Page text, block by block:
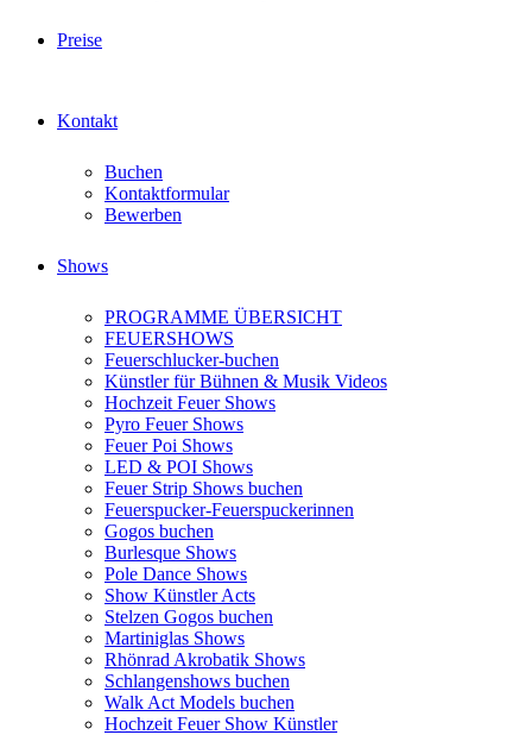
Preise
Kontakt
Buchen
Kontaktformular
Bewerben
Shows
PROGRAMME ÜBERSICHT
FEUERSHOWS
Feuerschlucker-buchen
Künstler für Bühnen & Musik Videos
Hochzeit Feuer Shows
Pyro Feuer Shows
Feuer Poi Shows
LED & POI Shows
Feuer Strip Shows buchen
Feuerspucker-Feuerspuckerinnen
Gogos buchen
Burlesque Shows
Pole Dance Shows
Show Künstler Acts
Stelzen Gogos buchen
Martiniglas Shows
Rhönrad Akrobatik Shows
Schlangenshows buchen
Walk Act Models buchen
Hochzeit Feuer Show Künstler